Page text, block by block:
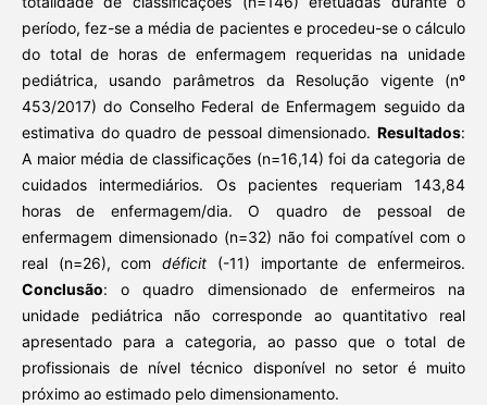
período, fez-se a média de pacientes e procedeu-se o cálculo
do total de horas de enfermagem requeridas na unidade
pediátrica, usando parâmetros da Resolução vigente (nº
453/2017) do Conselho Federal de Enfermagem seguido da
estimativa do quadro de pessoal dimensionado.Resultados:
A maior média de classificações (n=16,14) foi da categoria de
cuidados intermediários. Os pacientes requeriam 143,84
horas de enfermagem/dia. O quadro de pessoal de
enfermagem dimensionado (n=32) não foi compatível com o
real (n=26), comdéficit (-11) importante de enfermeiros.
Conclusão: o quadro dimensionado de enfermeiros na
unidade pediátrica não corresponde ao quantitativo real
apresentado para a categoria, ao passo que o total de
profissionais de nível técnico disponível no setor é muito
próximo ao estimado pelo dimensionamento.